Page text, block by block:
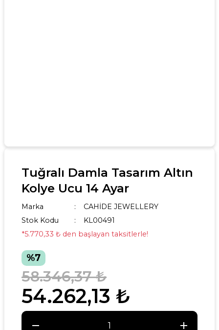
Tuğralı Damla Tasarım Altın
Kolye Ucu 14 Ayar
Marka
CAHİDE JEWELLERY
Stok Kodu
KL00491
*5.770,33 ₺ den başlayan taksitlerle!
%7
54.262,13 ₺
58.346,37 ₺